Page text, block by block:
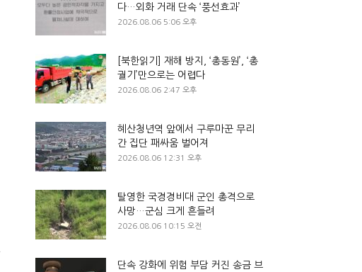
다…외화 거래 단속 ‘풍선효과’
2026.08.06 5:06 오후
[북한읽기] 재해 방지, ‘총동원’, ‘총
궐기’만으로는 어렵다
2026.08.06 2:47 오후
혜산청년역 앞에서 구루마꾼 무리
간 집단 패싸움 벌어져
2026.08.06 12:31 오후
탈영한 국경경비대 군인 총격으로
사망…군심 크게 흔들려
2026.08.06 10:15 오전
단속 강화에 위험 부담 커진 송금 브